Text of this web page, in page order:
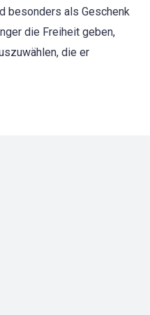
besonders als Geschenk
die Freiheit geben,
die er